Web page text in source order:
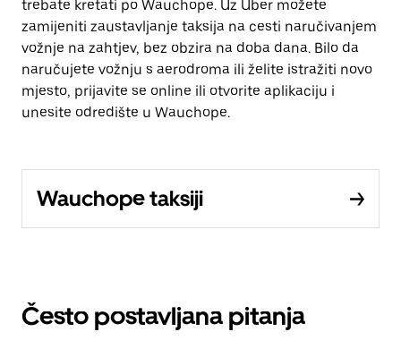
trebate kretati po Wauchope. Uz Uber možete
zamijeniti zaustavljanje taksija na cesti naručivanjem
vožnje na zahtjev, bez obzira na doba dana. Bilo da
naručujete vožnju s aerodroma ili želite istražiti novo
mjesto, prijavite se online ili otvorite aplikaciju i
unesite odredište u Wauchope.
Wauchope taksiji
Često postavljana pitanja